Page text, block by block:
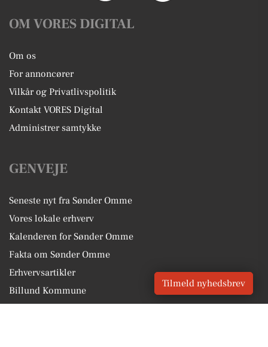
OM VORES DIGITAL
Om os
For annoncører
Vilkår og Privatlivspolitik
Kontakt VORES Digital
Administrer samtykke
GENVEJE
Seneste nyt fra Sønder Omme
Vores lokale erhverv
Kalenderen for Sønder Omme
Fakta om Sønder Omme
Erhvervsartikler
Billund Kommune
Tilmeld nyhedsbrev